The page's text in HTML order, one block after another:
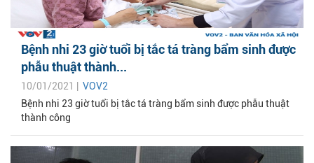
Bệnh nhi 23 giờ tuổi bị tắc tá tràng bẩm sinh được
phẫu thuật thành...
10/01/2021 | VOV2
Bệnh nhi 23 giờ tuổi bị tắc tá tràng bẩm sinh được phẫu thuật
thành công